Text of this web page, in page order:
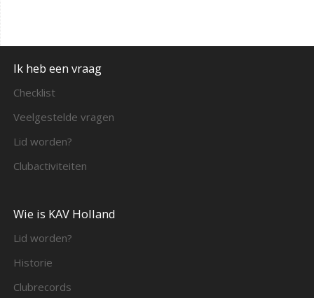
Ik heb een vraag
Checklist
Veelgestelde vragen
Lid worden?
Clubactiviteiten
Wie is KAV Holland
Lid worden?
Historie
Clubrecords